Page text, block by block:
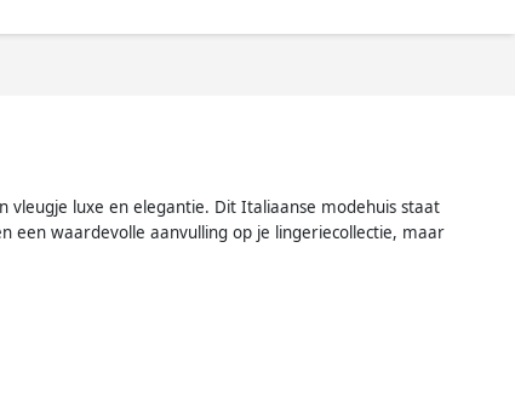
luxe en elegantie. Dit Italiaanse modehuis staat
een waardevolle aanvulling op je lingeriecollectie, maar